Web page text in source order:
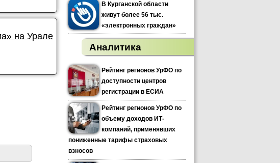
на Урале
В Курганской области
живут более 56 тыс.
«электронных граждан»
Аналитика
Рейтинг регионов УрФО по
доступности центров
регистрации в ЕСИА
Рейтинг регионов УрФО по
объему доходов ИТ-
компаний, применявших
пониженные тарифы страховых
взносов